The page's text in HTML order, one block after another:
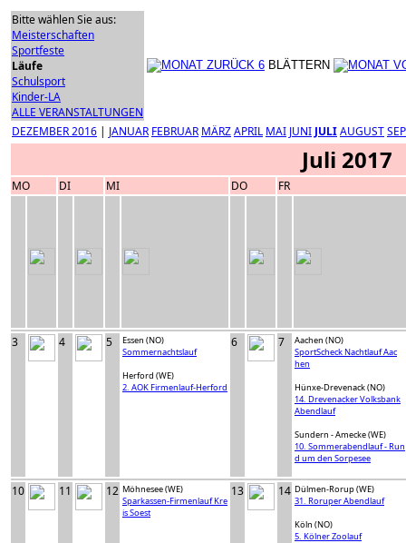
Bitte wählen Sie aus:
Meisterschaften
Sportfeste
Läufe
Schulsport
Kinder-LA
ALLE VERANSTALTUNGEN
BLÄTTERN
DEZEMBER 2016 | JANUAR FEBRUAR MÄRZAPRIL MAI JUNI JULIAUGUST
Juli 2017
MO DI MI DO FR
3 4 5
Essen (NO)
Sommernachtslauf
Herford (WE)
2. AOK Firmenlauf-Herford
6 7
Aachen (NO)
SportScheck Nachtlauf Aac
hen
Hünxe-Drevenack (NO)
14. Drevenacker Volksbank
Abendlauf
Sundern - Amecke (WE)
10. Sommerabendlauf - Run
d um den Sorpesee
10 11 12 Möhnesee (WE)
Sparkassen-Firmenlauf Kre
is Soest
13 14 Dülmen-Rorup (WE)
31. Roruper Abendlauf
Köln (NO)
5. Kölner Zoolauf